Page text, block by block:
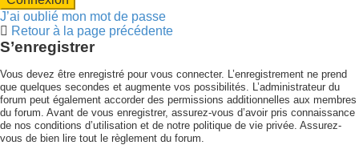
J’ai oublié mon mot de passe
Retour à la page précédente
S’enregistrer
Vous devez être enregistré pour vous connecter. L’enregistrement ne prend
que quelques secondes et augmente vos possibilités. L’administrateur du
forum peut également accorder des permissions additionnelles aux membres
du forum. Avant de vous enregistrer, assurez-vous d’avoir pris connaissance
de nos conditions d’utilisation et de notre politique de vie privée. Assurez-
vous de bien lire tout le règlement du forum.